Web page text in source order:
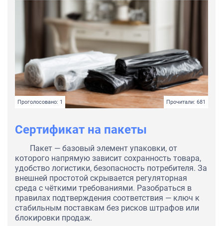
Проголосовано: 1 Прочитали: 681
Сертификат на пакеты
Пакет — базовый элемент упаковки, от
которого напрямую зависит сохранность товара,
удобство логистики, безопасность потребителя. За
внешней простотой скрывается регуляторная
среда с чёткими требованиями. Разобраться в
правилах подтверждения соответствия — ключ к
стабильным поставкам без рисков штрафов или
блокировки продаж.